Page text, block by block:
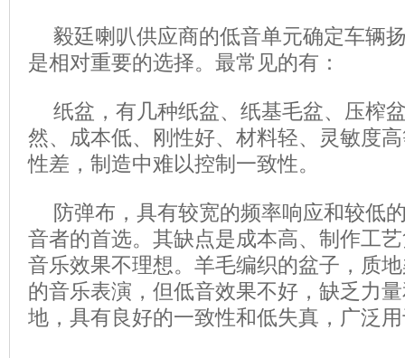
毅廷喇叭供应商的低音单元确定车辆
是相对重要的选择。最常见的有：
纸盆，有几种纸盆、纸基毛盆、压榨
然、成本低、刚性好、材料轻、灵敏度
性差，制造中难以控制一致性。
防弹布，具有较宽的频率响应和较低
音者的首选。其缺点是成本高、制作工
音乐效果不理想。羊毛编织的盆子，质
的音乐表演，但低音效果不好，缺乏力
地，具有良好的一致性和低失真，广泛